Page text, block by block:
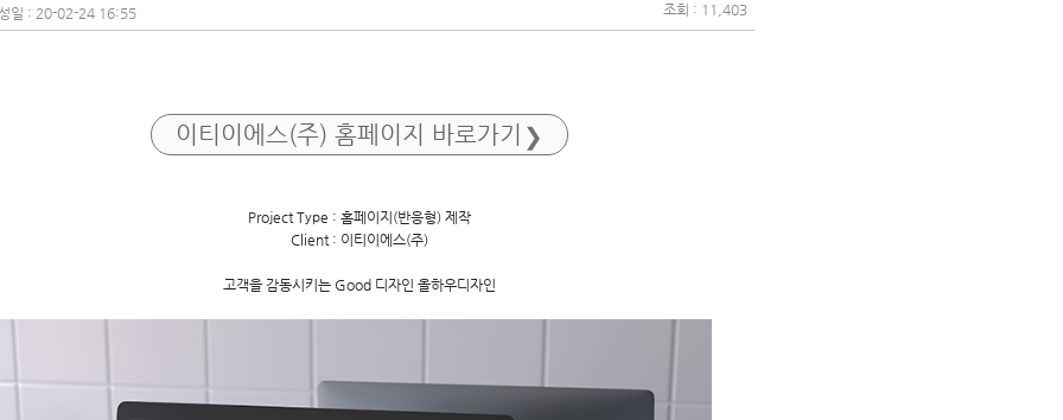
일 : 20-02-24 16:55 조회 : 11,403
이티이에스(주) 홈페이지 바로가기
Project Type : 홈페이지(반응형) 제작
Client : 이티이에스(주)
고객을 감동시키는 Good 디자인 올하우디자인